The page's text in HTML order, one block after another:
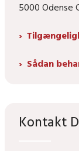
5000 Odense
Sådan
Kontakt